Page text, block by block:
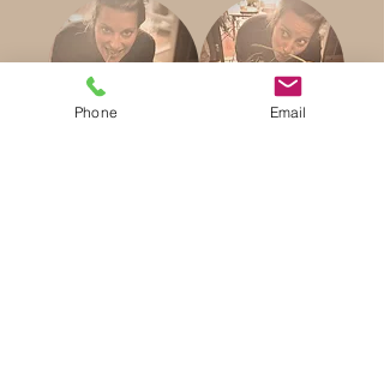
Phone Email